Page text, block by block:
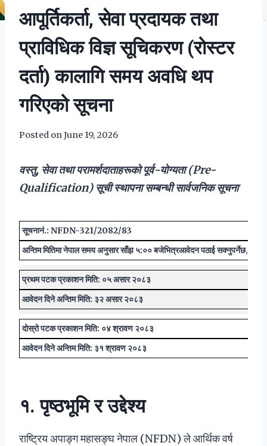
आपूर्तिकर्ता, सेवा प्रदायक तथा
प्राविधिक विज्ञ सूचिकरण (रोस्टर
दर्ता) कालागि समय अवधि थप
गरिएको सूचना
Posted onJune 19, 2026
वस्तु, सेवा तथा परामर्शदाताहरूको पूर्व-योग्यता (Pre-
Qualification) सूची स्थापना सम्बन्धी सार्वजनिक सूचना
सूचनानं.: NFDN-321/2082/83
अन्तिम मितिमा नेपाल समय अनुसार साँझ ५:०० बजेभित्रआवेदन पठाई सक्नुपर्नेछ,
प्रथम पटक प्रकाशन मिति: ०५ असार २०८३
आवेदन दिने अन्तिम मिति: ३२ असार २०८३
दोस्रो पटक प्रकाशन मिति: ०४ श्रावण २०८३
आवेदन दिने अन्तिम मिति: ३१ श्रावण २०८३
१. पृष्ठभूमि र उद्देश्य
राष्ट्रिय अपाङ्ग महासङ्घ नेपाल (NFDN) ले आर्थिक वर्ष